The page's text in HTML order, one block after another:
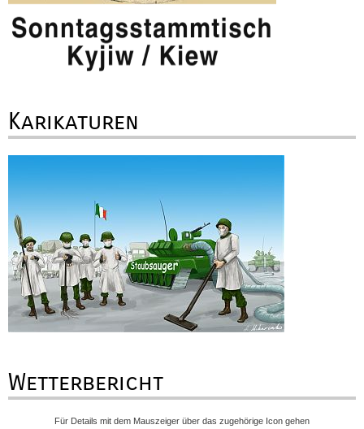
Karikaturen
Wetterbericht
Für Details mit dem Mauszeiger über das zugehörige Icon gehen